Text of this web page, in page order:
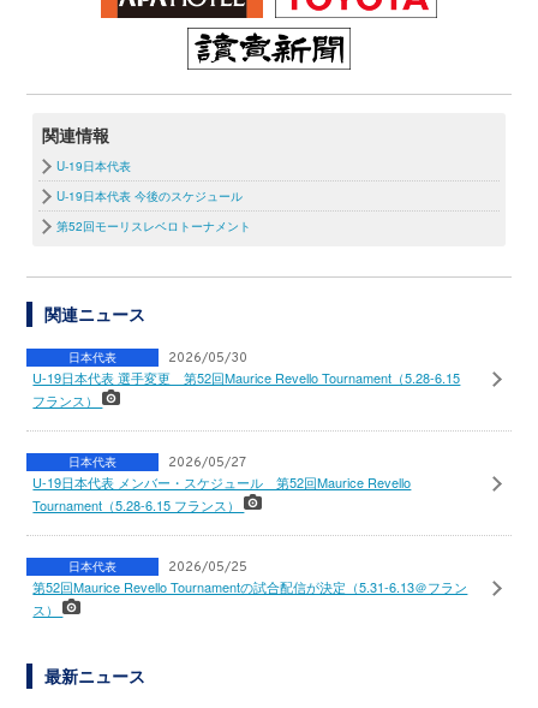
関連情報
U-19日本代表
U-19日本代表 今後のスケジュール
第52回モーリスレベロトーナメント
関連ニュース
日本代表 2026/05/30
U-19日本代表 選手変更 第52回Maurice Revello Tournament（5.28-6.15
フランス）
日本代表 2026/05/27
U-19日本代表 メンバー・スケジュール 第52回Maurice Revello
Tournament（5.28-6.15 フランス）
日本代表 2026/05/25
第52回Maurice Revello Tournamentの試合配信が決定（5.31-6.13＠フラン
ス）
最新ニュース